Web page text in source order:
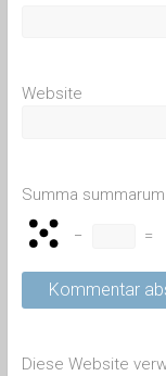
Website
Summa summarum
− =
Diese Website